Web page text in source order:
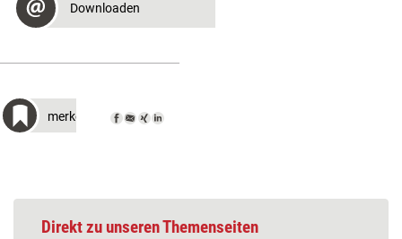
Downloaden
merken
Direkt zu unseren Themenseiten